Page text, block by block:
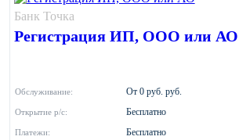
Банк Точка
Регистрация ИП, ООО или АО
Обслуживание: От 0 руб. руб.
Открытие р/с: Бесплатно
Платежи: Бесплатно